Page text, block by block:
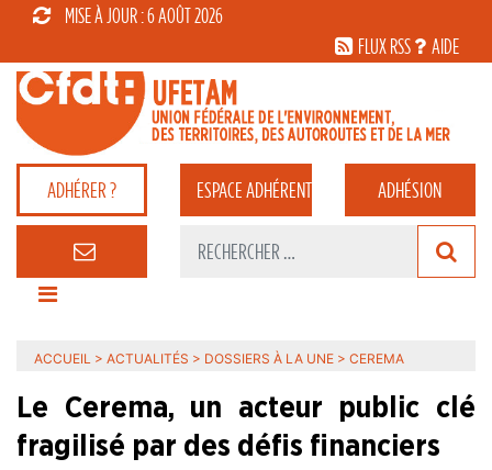
MISE À JOUR : 6 AOÛT 2026
FLUX RSS
AIDE
ADHÉRER ? ESPACEADHÉRENT ADHÉSION
ACCUEIL > ACTUALITÉS > DOSSIERS À LA UNE > CEREMA
Le Cerema, un acteur public clé
fragilisé par des défis financiers